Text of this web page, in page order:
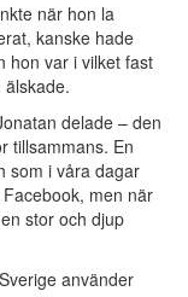
när hon la
kanske hade
hon var i vilket fast
delade – den
tillsammans. En
som i våra dagar
men när
stor och djup
använder